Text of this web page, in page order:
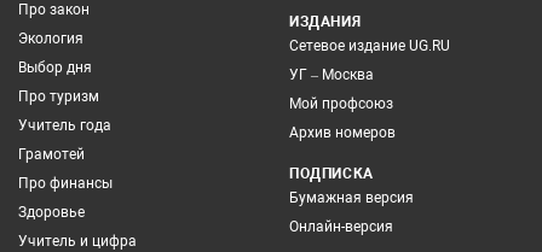
Про закон
Экология
Выбор дня
Про туризм
Учитель года
Грамотей
Про финансы
Здоровье
Учитель и цифра
ИЗДАНИЯ
Сетевое издание UG.RU
УГ – Москва
Мой профсоюз
Архив номеров
ПОДПИСКА
Бумажная версия
Онлайн-версия